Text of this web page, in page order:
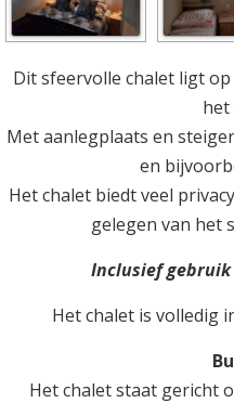
Dit sfeervolle chalet ligt
het
Met aanlegplaats en
en
Het chalet biedt veel
gelegen van het
Inclusief
Het chalet is volledig
Het chalet staat gericht